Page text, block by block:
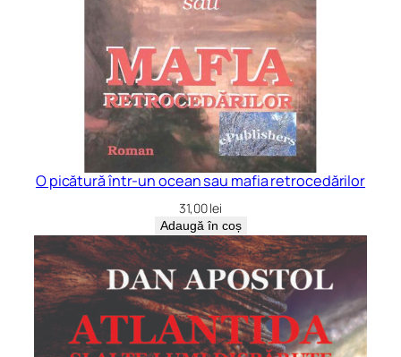
O picătură într-un ocean sau mafia retrocedărilor
31,00lei
Adaugă în coș